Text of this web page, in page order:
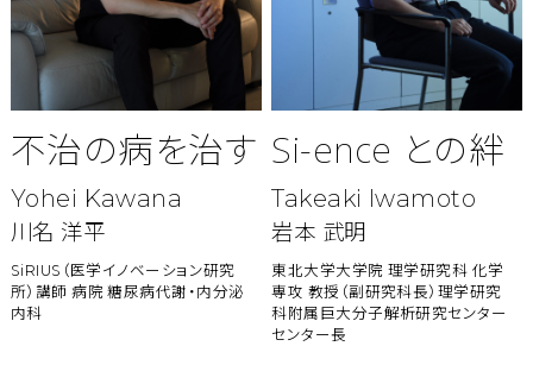
不治の病を治す
Yohei Kawana
川名 洋平
SiRIUS（医学イノベーション研究
所）講師病院 糖尿病代謝・内分泌
内科
Si-ence との絆
Takeaki Iwamoto
岩本 武明
東北大学大学院 理学研究科 化学
専攻 教授（副研究科長） 理学研究
科附属巨大分子解析研究センター
センター長